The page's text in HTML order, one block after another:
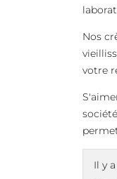
Nos
votre
Il y